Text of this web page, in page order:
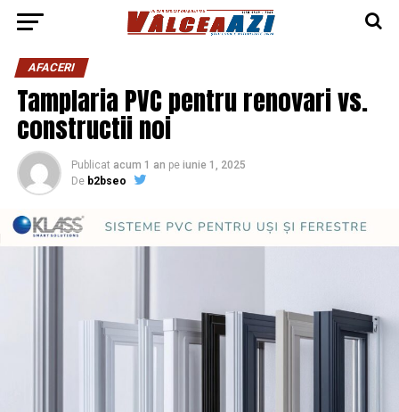
AFACERI
Tamplaria PVC pentru renovari vs.
constructii noi
Publicat acum 1 an pe iunie 1, 2025
De b2bseo